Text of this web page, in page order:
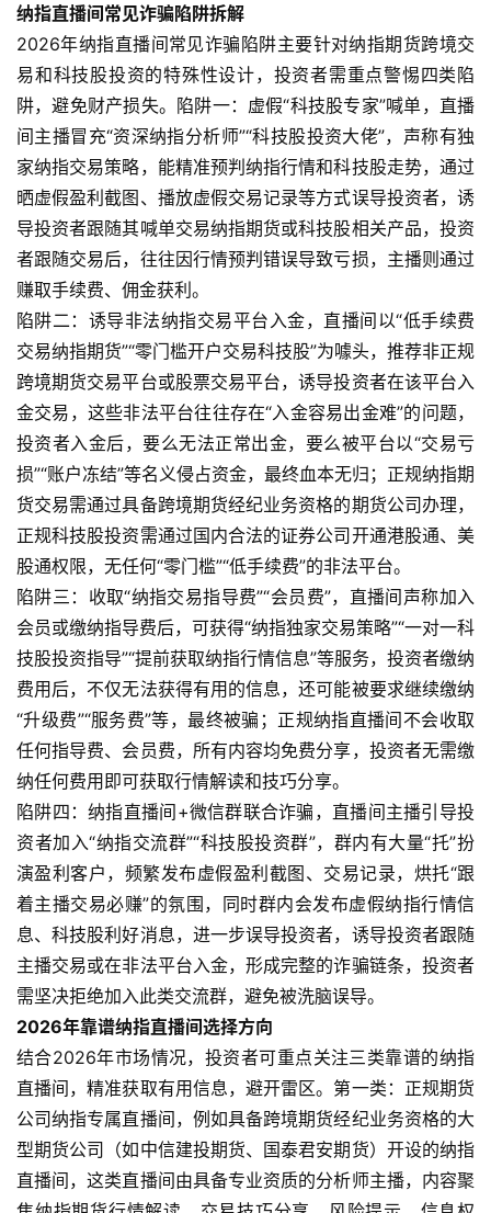
原
油
期
货
国
际
期
货
恒
指
纳指直播间常见诈骗陷阱拆解
2026年纳指直播间常见诈骗陷阱主要针对纳指期货跨境交
易和科技股投资的特殊性设计，投资者需重点警惕四类陷
阱，避免财产损失。陷阱一：虚假“科技股专家”喊单，直播
间主播冒充“资深纳指分析师”“科技股投资大佬”，声称有独
家纳指交易策略，能精准预判纳指行情和科技股走势，通过
晒虚假盈利截图、播放虚假交易记录等方式误导投资者，诱
导投资者跟随其喊单交易纳指期货或科技股相关产品，投资
者跟随交易后，往往因行情预判错误导致亏损，主播则通过
赚取手续费、佣金获利。
陷阱二：诱导非法纳指交易平台入金，直播间以“低手续费
交易纳指期货”“零门槛开户交易科技股”为噱头，推荐非正规
跨境期货交易平台或股票交易平台，诱导投资者在该平台入
金交易，这些非法平台往往存在“入金容易出金难”的问题，
投资者入金后，要么无法正常出金，要么被平台以“交易亏
损”“账户冻结”等名义侵占资金，最终血本无归；正规纳指期
货交易需通过具备跨境期货经纪业务资格的期货公司办理，
正规科技股投资需通过国内合法的证券公司开通港股通、美
股通权限，无任何“零门槛”“低手续费”的非法平台。
陷阱三：收取“纳指交易指导费”“会员费”，直播间声称加入
会员或缴纳指导费后，可获得“纳指独家交易策略”“一对一科
技股投资指导”“提前获取纳指行情信息”等服务，投资者缴纳
费用后，不仅无法获得有用的信息，还可能被要求继续缴纳
“升级费”“服务费”等，最终被骗；正规纳指直播间不会收取
任何指导费、会员费，所有内容均免费分享，投资者无需缴
纳任何费用即可获取行情解读和技巧分享。
陷阱四：纳指直播间+微信群联合诈骗，直播间主播引导投
资者加入“纳指交流群”“科技股投资群”，群内有大量“托”扮
演盈利客户，频繁发布虚假盈利截图、交易记录，烘托“跟
着主播交易必赚”的氛围，同时群内会发布虚假纳指行情信
息、科技股利好消息，进一步误导投资者，诱导投资者跟随
主播交易或在非法平台入金，形成完整的诈骗链条，投资者
需坚决拒绝加入此类交流群，避免被洗脑误导。
2026年靠谱纳指直播间选择方向
结合2026年市场情况，投资者可重点关注三类靠谱的纳指
直播间，精准获取有用信息，避开雷区。第一类：正规期货
公司纳指专属直播间，例如具备跨境期货经纪业务资格的大
型期货公司（如中信建投期货、国泰君安期货）开设的纳指
直播间，这类直播间由具备专业资质的分析师主播，内容聚